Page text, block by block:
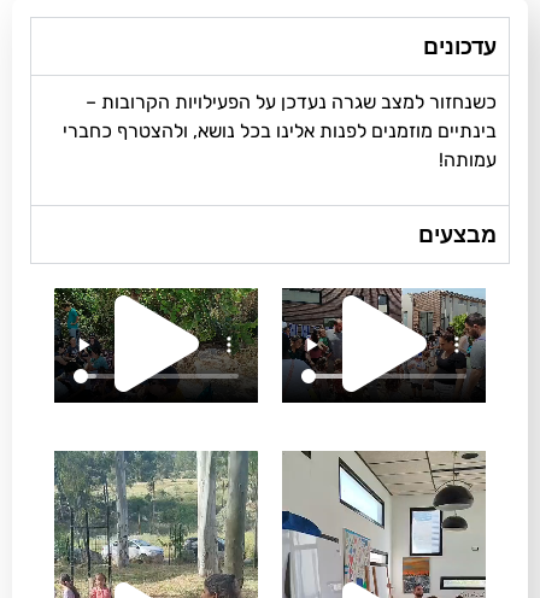
נעדכן על הפעילויות הקרובות –
לפנות אלינו בכל נושא, ולהצטרף כחברי